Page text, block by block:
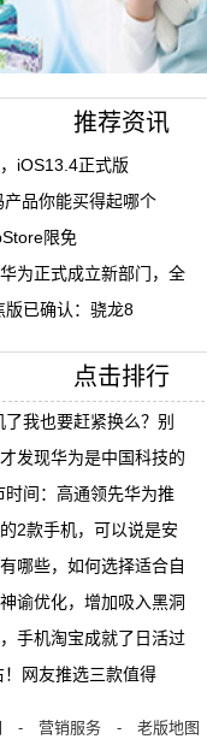
推荐资讯
iOS13.4正式版
品你能买得起哪个
限免
为正式成立新部门，全
版已确认：骁龙8
点击排行
我也要赶紧换么？别
发现华为是中国科技的
间：高通领先华为推
2款手机，可以说是安
哪些，如何选择适合自
谕优化，增加吸入黑洞
手机淘宝成就了日活过
网友推选三款值得
- 营销服务 - 老版地图